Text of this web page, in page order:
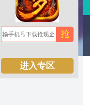
抢
进入专区